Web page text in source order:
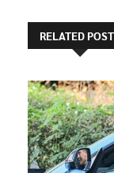
RELATED